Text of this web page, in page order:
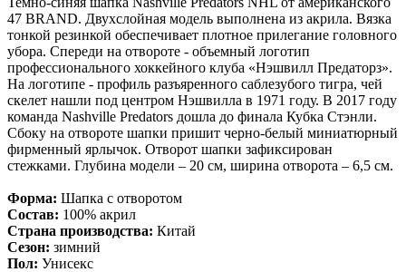
47 BRAND. Двухслойная модель выполнена из акрила. Вязка
тонкой резинкой обеспечивает плотное прилегание головного
убора. Спереди на отвороте - объемный логотип
профессионального хоккейного клуба «Нэшвилл Предаторз».
На логотипе - профиль разъяренного саблезубого тигра, чей
скелет нашли под центром Нэшвилла в 1971 году. В 2017 году
команда Nashville Predators дошла до финала Кубка Стэнли.
Сбоку на отвороте шапки пришит черно-белый миниатюрный
фирменный ярлычок. Отворот шапки зафиксирован
стежками. Глубина модели – 20 см, ширина отворота – 6,5 см.
Форма: Шапка с отворотом
Состав: 100% акрил
Страна производства: Китай
Сезон: зимний
Пол: Унисекс